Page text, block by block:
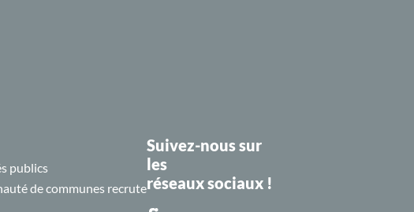
publics
de communes recrute
Suivez-nous sur
les
réseaux sociaux !